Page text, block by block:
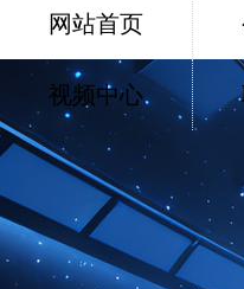
网站首页
视频中心